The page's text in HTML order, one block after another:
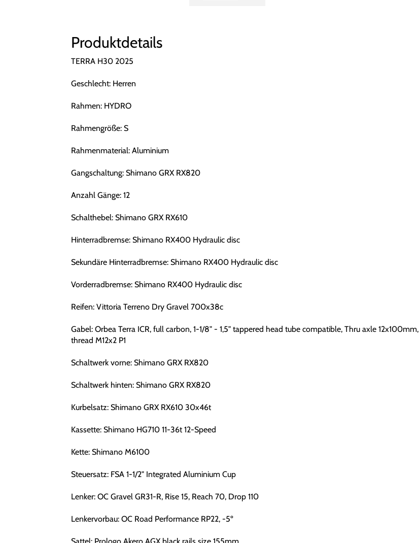
Produktdetails
TERRA H30 2025
Geschlecht: Herren
Rahmen: HYDRO
Rahmengröße: S
Rahmenmaterial: Aluminium
Gangschaltung: Shimano GRX RX820
Anzahl Gänge: 12
Schalthebel: Shimano GRX RX610
Hinterradbremse: Shimano RX400 Hydraulic disc
Sekundäre Hinterradbremse: Shimano RX400 Hydraulic disc
Vorderradbremse: Shimano RX400 Hydraulic disc
Reifen: Vittoria Terreno Dry Gravel 700x38c
Gabel: Orbea Terra ICR, full carbon, 1-1/8" - 1,5" tappered head tube compatible, Thru axle 12x100mm,
thread M12x2 P1
Schaltwerk vorne: Shimano GRX RX820
Schaltwerk hinten: Shimano GRX RX820
Kurbelsatz: Shimano GRX RX610 30x46t
Kassette: Shimano HG710 11-36t 12-Speed
Kette: Shimano M6100
Steuersatz: FSA 1-1/2" Integrated Aluminium Cup
Lenker: OC Gravel GR31-R, Rise 15, Reach 70, Drop 110
Lenkervorbau: OC Road Performance RP22, -5º
Sattel: Prologo Akero AGX black rails size 155mm